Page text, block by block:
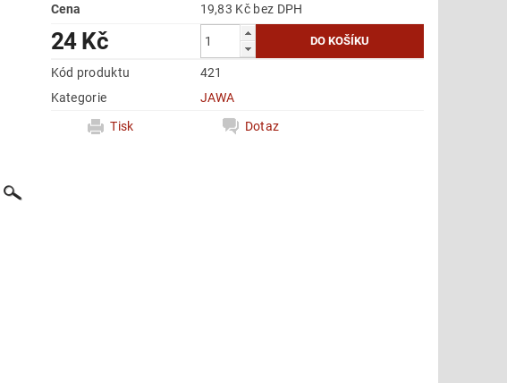
Cena
19,83 Kč bez DPH
24 Kč
Kód produktu
421
Kategorie
JAWA
Tisk
Dotaz